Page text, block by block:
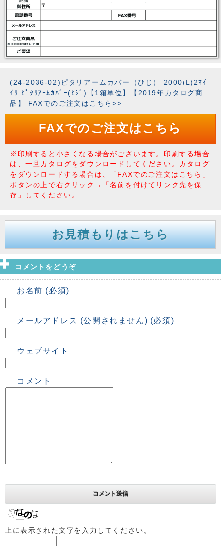
(24-2036-02)ピタリアームカバー（ひじ） 2000(L)2ﾏｲ
ｲﾘ ﾋﾟﾀﾘｱｰﾑｶﾊﾞｰ(ﾋｼﾞ)【1箱単位】【2019年カタログ商
品】 FAXでのご注文はこちら>>
FAXでのご注文はこちら
※印刷すると小さくなる場合がございます。印刷する場合
は、一旦カタログをダウンロードしてください。カタログ
をダウンロードする場合は、「FAXでのご注文はこちら」
ボタンの上で右クリック→「名前を付けてリンク先を保
存」してください。
お見積もりはこちら
コメントをどうぞ
お名前 (必須)
メールアドレス (公開されません) (必須)
ウェブサイト
コメント
上に表示された文字を入力してください。